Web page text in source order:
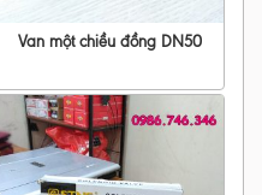
Van một chiều đồng DN50